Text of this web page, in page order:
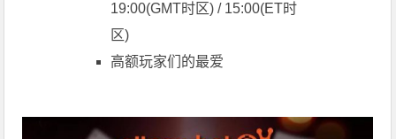
19:00(GMT时区) / 15:00(ET时
区)
高额玩家们的最爱